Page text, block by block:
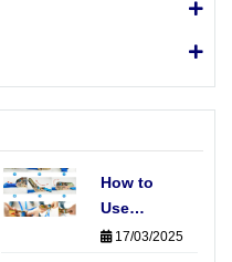
How to
Use
Ratchet
17/03/2025